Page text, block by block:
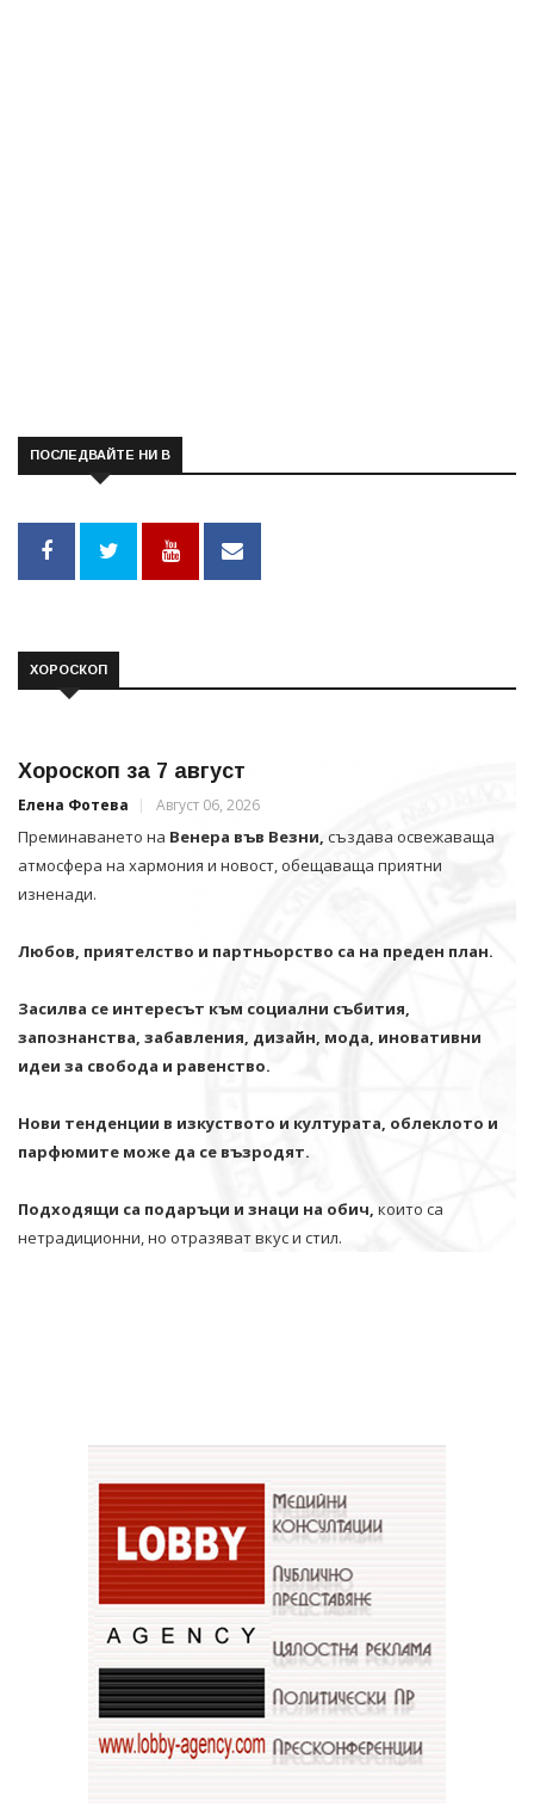
ПОСЛЕДВАЙТЕ НИ В
ХОРОСКОП
Хороскоп за 7 август
Елена Фотева Август 06, 2026
Преминаването на Венера във Везни, създава освежаваща
атмосфера на хармония и новост, обещаваща приятни
изненади.
Любов, приятелство и партньорство са на преден план.
Засилва се интересът към социални събития,
запознанства, забавления, дизайн, мода, иновативни
идеи за свобода и равенство.
Нови тенденции в изкуството и културата, облеклото и
парфюмите може да се възродят.
Подходящи са подаръци и знаци на обич, които са
нетрадиционни, но отразяват вкус и стил.